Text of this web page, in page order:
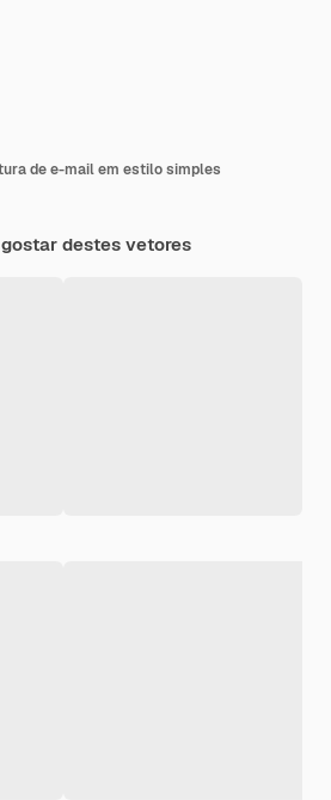
de e-mail em estilo simples
destes vetores